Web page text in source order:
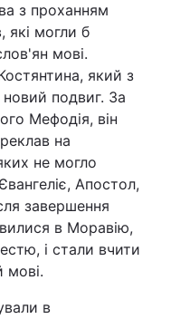
з проханням
які могли б
мові.
який з
подвиг. За
Мефодія, він
на
не могло
Апостол,
завершення
в Моравію,
і стали вчити
мові.
в